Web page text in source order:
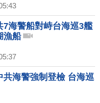
7海警船對峙台海巡3艦
漁船
共海警強制登檢 台海巡